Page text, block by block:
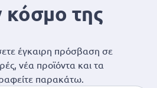
της
έγκαιρη πρόσβαση σε
νέα προϊόντα και τα
παρακάτω.